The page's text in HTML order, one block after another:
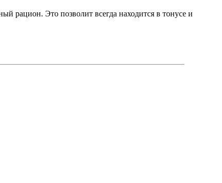
рацион. Это позволит всегда находится в тонусе и